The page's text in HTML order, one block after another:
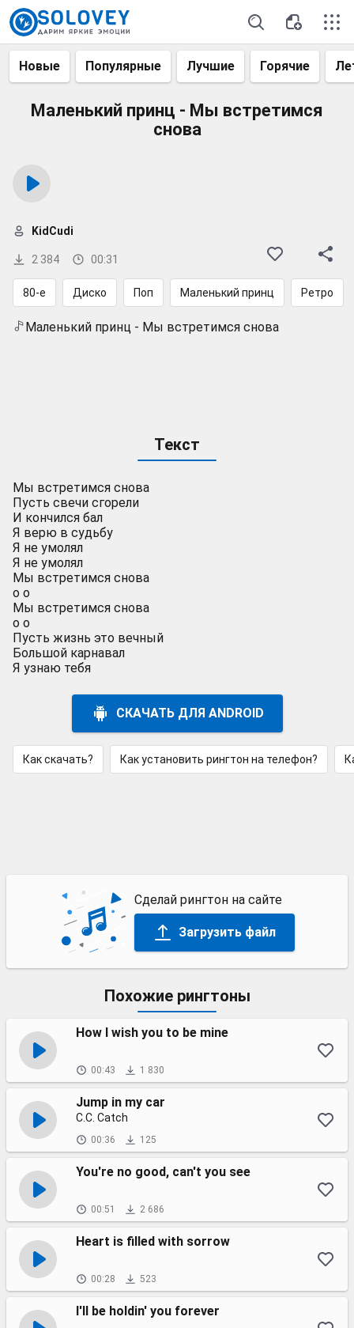
Новые Популярные Лучшие Горячие
Маленький принц - Мы встретимся
снова
2 384 00:31
KidCudi
80-е Диско Поп Маленький принц Ретро
Маленький принц - Мы встретимся снова
Текст
Мы встретимся снова
Пусть свечи сгорели
И кончился бал
Я верю в судьбу
Я не умолял
Я не умолял
Мы встретимся снова
о о
Мы встретимся снова
о о
Пусть жизнь это вечный
Большой карнавал
Я узнаю тебя
СКАЧАТЬ ДЛЯ ANDROID
Как скачать? Как установить рингтон на телефон?
Сделай рингтон на сайте
Загрузить файл
Похожие рингтоны
How I wish you to be mine
00:43 1 830
Jump in my car
C.C. Catch
00:36 125
You're no good, can't you see
00:51 2 686
Heart is filled with sorrow
00:28 523
I'll be holdin' you forever